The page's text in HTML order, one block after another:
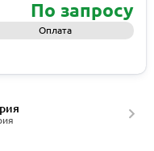
По запросу
Оплата